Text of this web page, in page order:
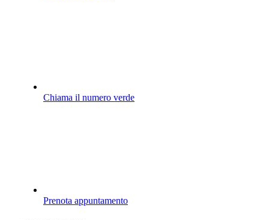
Chiama il numero verde
Prenota appuntamento